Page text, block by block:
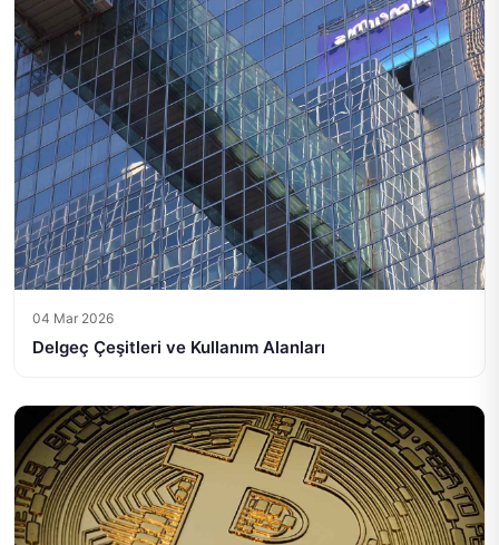
04 Mar 2026
Delgeç Çeşitleri ve Kullanım Alanları